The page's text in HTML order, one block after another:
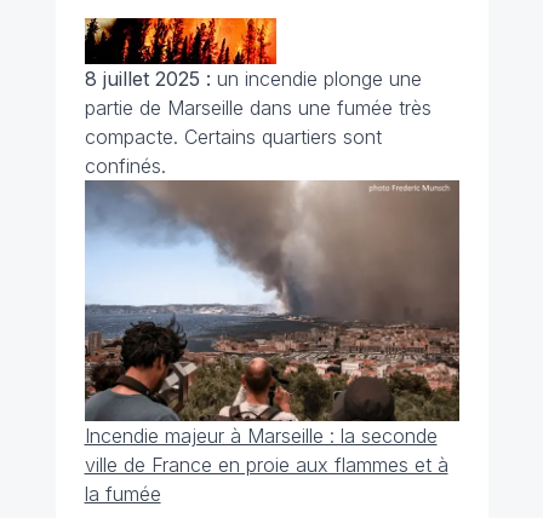
8 juillet 2025 : un incendie plonge une
partie de Marseille dans une fumée très
compacte. Certains quartiers sont
confinés.
Incendie majeur à Marseille : la seconde
ville de France en proie aux flammes et à
la fumée